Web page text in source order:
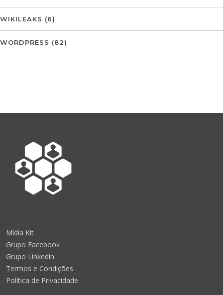
WIKILEAKS (6)
WORDPRESS (82)
Mídia Kit
Grupo Facebook
Grupo Linkedin
Termos e Condições
Política de Privacidade